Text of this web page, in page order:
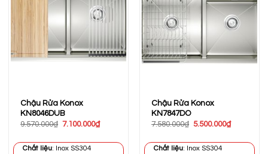
Chậu Rửa Konox
KN8046DUB
9.570.000₫ Giá
9.570.000₫.
7.100.000₫Giá
Chất liệu: Inox SS304
Chậu Rửa Konox
KN7847DO
7.580.000₫ Giá
7.580.000₫.
5.500.000₫Giá
Chất liệu: Inox SS304